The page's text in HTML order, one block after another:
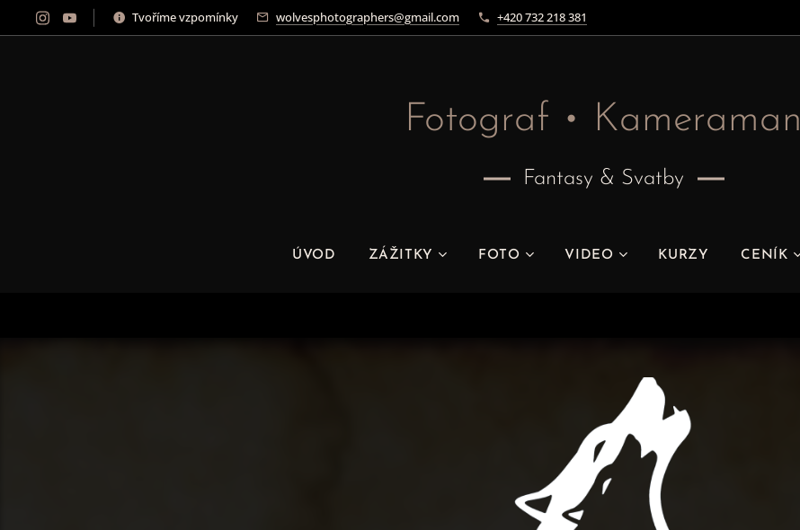
Tvoříme vzpomínky wolvesphotographers@gmail.com +420 732 218 381
Fotograf • Kameraman
Fantasy & Svatby
ÚVOD ZÁŽITKY FOTO VIDEO KURZY CENÍK